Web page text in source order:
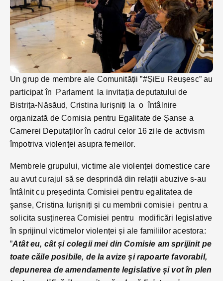
Un grup de membre ale Comunității ”#ȘiEu Reușesc” au
participat în Parlament la invitația deputatului de
Bistrița-Năsăud, Cristina Iurișniți la o întâlnire
organizată de Comisia pentru Egalitate de Șanse a
Camerei Deputaților în cadrul celor 16 zile de activism
împotriva violenței asupra femeilor.
Membrele grupului, victime ale violenței domestice care
au avut curajul să se desprindă din relații abuzive s-au
întâlnit cu președinta Comisiei pentru egalitatea de
şanse, Cristina Iurișniți și cu membrii comisiei pentru a
solicita susținerea Comisiei pentru modificări legislative
în sprijinul victimelor violenței și ale familiilor acestora:
”Atât eu, cât și colegii mei din Comisie am sprijinit pe
toate căile posibile, de la avize și rapoarte favorabil,
depunerea de amendamente legislative și vot în plen